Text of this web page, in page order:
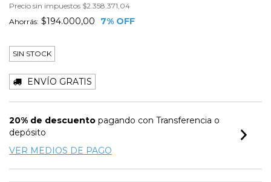
Precio sin impuestos $2.358.371,04
Ahorrás: $194.000,00 7% OFF
SIN STOCK
ENVÍO GRATIS
20% de descuento pagando con Transferencia o
depósito
VER MEDIOS DE PAGO